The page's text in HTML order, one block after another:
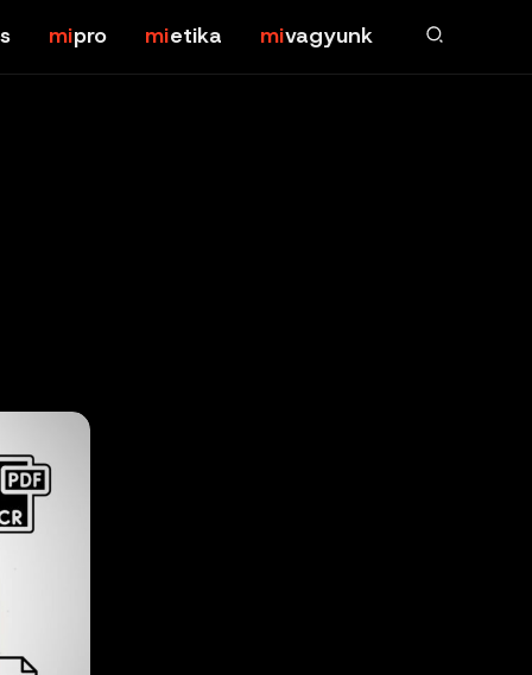
pro etika vagyunk